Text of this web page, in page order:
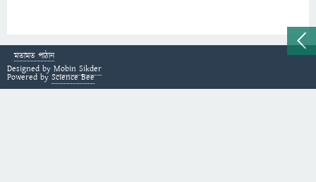
মতামত পাঠান
Designed by Mobin Sikder
Powered by Science Bee